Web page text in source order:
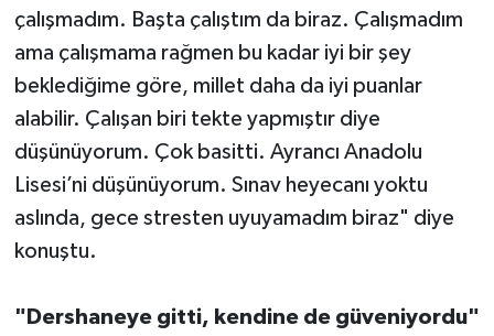
çalışmadım. Başta çalıştım da biraz. Çalışmadım
ama çalışmama rağmen bu kadar iyi bir şey
beklediğime göre, millet daha da iyi puanlar
alabilir. Çalışan biri tekte yapmıştır diye
düşünüyorum. Çok basitti. Ayrancı Anadolu
Lisesi’ni düşünüyorum. Sınav heyecanı yoktu
aslında, gece stresten uyuyamadım biraz" diye
konuştu.
"Dershaneye gitti, kendine de güveniyordu"